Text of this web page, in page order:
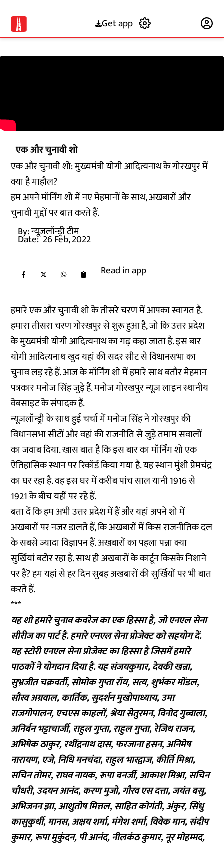
Get app
एक और चुनावी शो
एक और चुनावी शो: मुख्यमंत्री योगी आदित्यनाथ के गोरखपुर में
क्या है माहौल?
हम अपने मॉर्निंग शो में नए मेहमानों के साथ, अखबारों और
चुनावी मुद्दों पर बात करते हैं.
By:न्यूज़लॉन्ड्री टीम
Date: 26 Feb, 2022
Read in app
हमारे एक और चुनावी शो के तीसरे चरण में आपका स्वागत है.
हमारा तीसरा चरण गोरखपुर से शुरू हुआ है, जो कि उत्तर प्रदेश
के मुख्यमंत्री योगी आदित्यनाथ का गढ़ कहा जाता है. इस बार
योगी आदित्यनाथ खुद यहां की सदर सीट से विधानसभा का
चुनाव लड़ रहे हैं. आज के मॉर्निंग शो में हमारे साथ बतौर मेहमान
पत्रकार मनोज सिंह जुड़े हैं. मनोज गोरखपुर न्यूज़ लाइन स्थानीय
वेबसाइट के संपादक हैं.
न्यूज़लॉन्ड्री के साथ हुई चर्चा में मनोज सिंह ने गोरखपुर की
विधानसभा सीटों और वहां की राजनीति से जुड़े तमाम सवालों
का जवाब दिया. खास बात है कि इस बार का मॉर्निंग शो एक
ऐतिहासिक स्थान पर रिकॉर्ड किया गया है. यह स्थान मुंशी प्रेमचंद्र
का घर रहा है. वह इस घर में करीब पांच साल यानी 1916 से
1921 के बीच यहीं पर रहे हैं.
बता दें कि हम अभी उत्तर प्रदेश में हैं और यहां अपने शो में
अखबारों पर नजर डालते हैं, कि अखबारों में किस राजनीतिक दल
के सबसे ज्यादा विज्ञापन हैं. अखबारों का पहला पन्ना क्या
सुर्खियां बटोर रहा है. साथ ही अखबारों के कार्टून किसके निशाने
पर हैं? हम यहां से हर दिन सुबह अखबारों की सुर्खियों पर भी बात
करते हैं.
***
यह शो हमारे चुनाव कवरेज का एक हिस्सा है, जो एनएल सेना
सीरीज का पार्ट है. हमारे एनएल सेना प्रोजेक्ट कोसहयोगदें.
यह स्टोरी एनएल सेना प्रोजेक्ट का हिस्सा है जिसमें हमारे
पाठकों ने योगदान दिया है. यह संजयकुमार, देवकी खन्ना,
सुभ्रजीत चक्रवर्ती, सोमोक गुप्ता रॉय, सत्य, शुभंकर मोंडल,
सौरव अग्रवाल, कार्तिक, सुदर्शन मुखोपाध्याय, उमा
राजगोपालन, एचएस काहलों, श्रेया सेतुरमन, विनोद गुब्बाला,
अनिर्बन भट्टाचार्जी, राहुल गुप्ता, राहुल गुप्ता, रेजिथ राजन,
अभिषेक ठाकुर, रथींद्रनाथ दास, फरजाना हसन, अनिमेष
नारायण, एजे, निधि मनचंदा, राहुल भारद्वाज, कीर्ति मिश्रा,
सचिन तोमर, राघव नायक, रूपा बनर्जी, आकाश मिश्रा, सचिन
चौधरी, उदयन आनंद, करण मुजो, गौरव एस दत्ता, जयंत बसु,
अभिजनन झा, आशुतोष मित्तल, साहित कोगंती, अंकुर, सिंधु
कासुकुर्थी, मानस, अक्षय शर्मा, मंगेश शर्मा, विवेक मान, संदीप
कुमार, रूपा मुकुंदन, पी आनंद, नीलकंठ कुमार, नूर मोहम्मद,